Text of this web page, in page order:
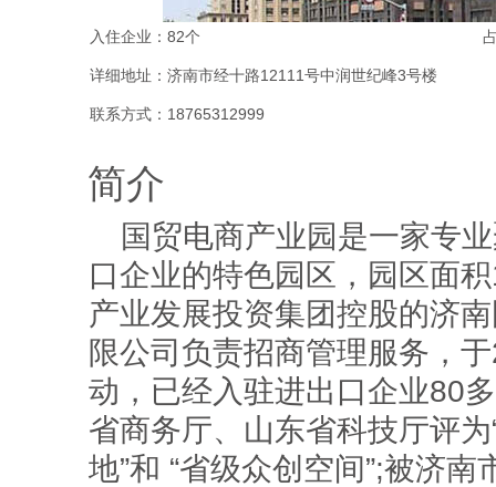
入住企业：82个
详细地址：济南市经十路12111号中润世纪峰3号楼
联系方式：18765312999
简介
国贸电商产业园是一家专
口企业的特色园区，园区面
产业发展投资集团控股的济
限公司负责招商管理服务，
动，已经入驻进出口企业80
省商务厅、山东省科技厅评
地”和 “省级众创空间”;被济南